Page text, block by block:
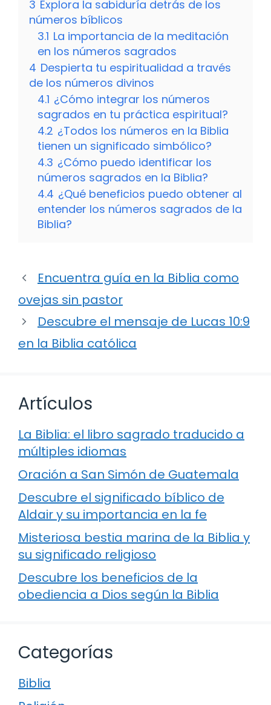
3 Explora la sabiduría detrás de los
números bíblicos
3.1 La importancia de la meditación
en los números sagrados
4 Despierta tu espiritualidad a través
de los números divinos
4.1 ¿Cómo integrar los números
sagrados en tu práctica espiritual?
4.2 ¿Todos los números en la Biblia
tienen un significado simbólico?
4.3 ¿Cómo puedo identificar los
números sagrados en la Biblia?
4.4 ¿Qué beneficios puedo obtener al
entender los números sagrados de la
Biblia?
Encuentra guía en la Biblia como
ovejas sin pastor
Descubre el mensaje de Lucas 10:9
en la Biblia católica
Artículos
La Biblia: el libro sagrado traducido a
múltiples idiomas
Oración a San Simón de Guatemala
Descubre el significado bíblico de
Aldair y su importancia en la fe
Misteriosa bestia marina de la Biblia y
su significado religioso
Descubre los beneficios de la
obediencia a Dios según la Biblia
Categorías
Biblia